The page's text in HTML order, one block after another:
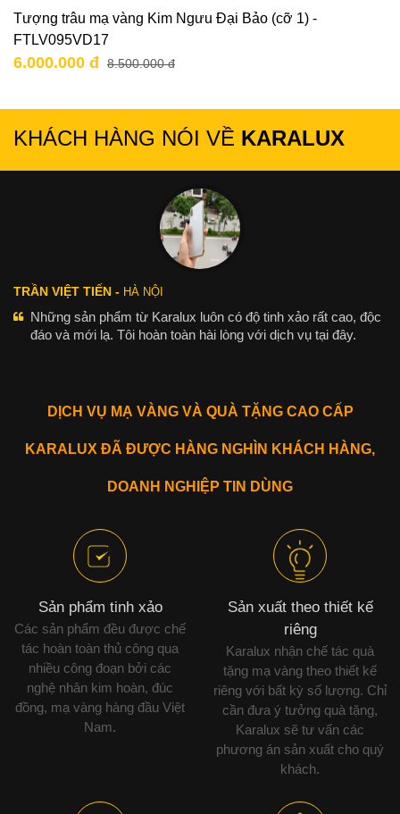
Tượng trâu mạ vàng Kim Ngưu Đại Bảo (cỡ 1) -
FTLV095VD17
6.000.000 đ 8.500.000 đ
KHÁCH HÀNG NÓI VỀ KARALUX
TRẦN VIỆT TIẾN - HÀ NỘI
Những sản phẩm từ Karalux luôn có độ tinh xảo rất cao, độc
đáo và mới lạ. Tôi hoàn toàn hài lòng với dịch vụ tại đây.
DỊCH VỤ MẠ VÀNG VÀ QUÀ TẶNG CAO CẤP
KARALUX ĐÃ ĐƯỢC HÀNG NGHÌN KHÁCH HÀNG,
DOANH NGHIỆP TIN DÙNG
Sản phẩm tinh xảo
Các sản phẩm đều được chế
tác hoàn toàn thủ công qua
nhiều công đoạn bởi các
nghệ nhân kim hoàn, đúc
đồng, mạ vàng hàng đầu Việt
Nam.
Sản xuất theo thiết kế
riêng
Karalux nhận chế tác quà
tặng mạ vàng theo thiết kế
riêng với bất kỳ số lượng. Chỉ
cần đưa ý tưởng quà tặng,
Karalux sẽ tư vấn các
phương án sản xuất cho quý
khách.